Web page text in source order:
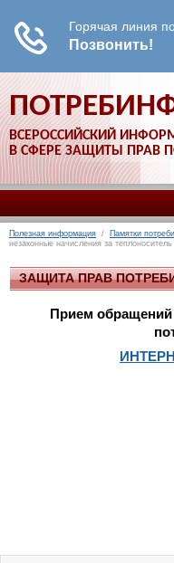
ВСЕРОССИЙСКИЙ
В СФЕРЕ ЗАЩИТЫ ПРАВ
Полезная информация / Памятки
незаконные начисления за
ЗАЩИТА ПРАВ
Прием